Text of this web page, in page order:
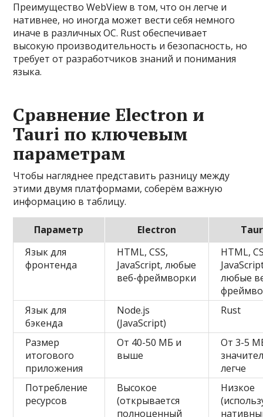
Преимущество WebView в том, что он легче и
нативнее, но иногда может вести себя немного
иначе в различных ОС. Rust обеспечивает
высокую производительность и безопасность, но
требует от разработчиков знаний и понимания
языка.
Сравнение Electron и
Tauri по ключевым
параметрам
Чтобы нагляднее представить разницу между
этими двумя платформами, соберём важную
информацию в таблицу.
Параметр Electron
Язык для
фронтенда
HTML, CSS,
JavaScript, любые
веб-фреймворки
HTML,
любые
Язык для
бэкенда
Node.js
(JavaScript)
Rust
Размер
итогового
приложения
От 40-50 МБ и
выше
От 3-5
легче
Потребление
ресурсов
Высокое
(открывается
полноценный
Низкое